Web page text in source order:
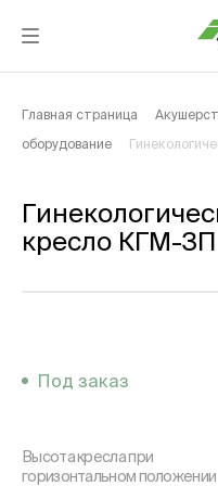
Главная страница
оборудование
кресло КГМ-3П
Под заказ
Высота кресла при
горизонтальном положении